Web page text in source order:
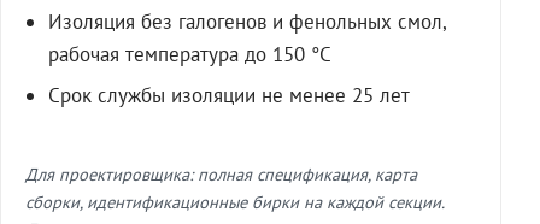
Изоляция без галогенов и фенольных смол,
рабочая температура до 150 °C
Срок службы изоляции не менее 25 лет
Для проектировщика: полная спецификация, карта
сборки, идентификационные бирки на каждой секции.